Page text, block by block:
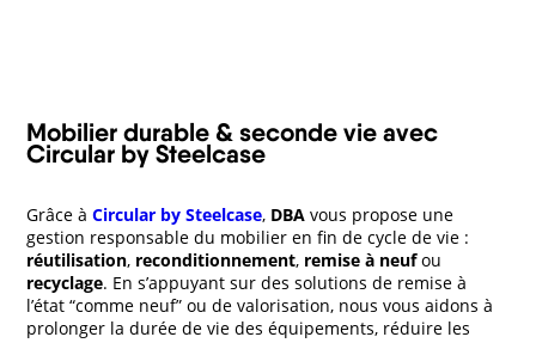
Mobilier durable & seconde vie avec
Circular by Steelcase
Grâce àCircular by Steelcase, DBAvous propose une
gestion responsable du mobilier en fin de cycle de vie :
réutilisation, reconditionnement, remise à neufou
recyclage. En s’appuyant sur des solutions de remise à
l’état “comme neuf” ou de valorisation, nous vous aidons à
prolonger la durée de vie des équipements, réduire les